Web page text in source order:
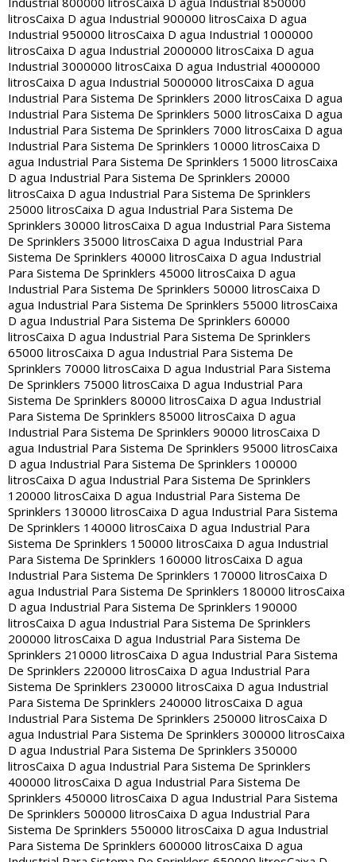
litrosCaixa D agua Industrial 900000 litrosCaixa D agua
Industrial 950000 litrosCaixa D agua Industrial 1000000
litrosCaixa D agua Industrial 2000000 litrosCaixa D agua
Industrial 3000000 litrosCaixa D agua Industrial 4000000
litrosCaixa D agua Industrial 5000000 litrosCaixa D agua
Industrial Para Sistema De Sprinklers 2000 litrosCaixa D agua
Industrial Para Sistema De Sprinklers 5000 litrosCaixa D agua
Industrial Para Sistema De Sprinklers 7000 litrosCaixa D agua
Industrial Para Sistema De Sprinklers 10000 litrosCaixa D
agua Industrial Para Sistema De Sprinklers 15000 litrosCaixa
D agua Industrial Para Sistema De Sprinklers 20000
litrosCaixa D agua Industrial Para Sistema De Sprinklers
25000 litrosCaixa D agua Industrial Para Sistema De
Sprinklers 30000 litrosCaixa D agua Industrial Para Sistema
De Sprinklers 35000 litrosCaixa D agua Industrial Para
Sistema De Sprinklers 40000 litrosCaixa D agua Industrial
Para Sistema De Sprinklers 45000 litrosCaixa D agua
Industrial Para Sistema De Sprinklers 50000 litrosCaixa D
agua Industrial Para Sistema De Sprinklers 55000 litrosCaixa
D agua Industrial Para Sistema De Sprinklers 60000
litrosCaixa D agua Industrial Para Sistema De Sprinklers
65000 litrosCaixa D agua Industrial Para Sistema De
Sprinklers 70000 litrosCaixa D agua Industrial Para Sistema
De Sprinklers 75000 litrosCaixa D agua Industrial Para
Sistema De Sprinklers 80000 litrosCaixa D agua Industrial
Para Sistema De Sprinklers 85000 litrosCaixa D agua
Industrial Para Sistema De Sprinklers 90000 litrosCaixa D
agua Industrial Para Sistema De Sprinklers 95000 litrosCaixa
D agua Industrial Para Sistema De Sprinklers 100000
litrosCaixa D agua Industrial Para Sistema De Sprinklers
120000 litrosCaixa D agua Industrial Para Sistema De
Sprinklers 130000 litrosCaixa D agua Industrial Para Sistema
De Sprinklers 140000 litrosCaixa D agua Industrial Para
Sistema De Sprinklers 150000 litrosCaixa D agua Industrial
Para Sistema De Sprinklers 160000 litrosCaixa D agua
Industrial Para Sistema De Sprinklers 170000 litrosCaixa D
agua Industrial Para Sistema De Sprinklers 180000 litrosCaixa
D agua Industrial Para Sistema De Sprinklers 190000
litrosCaixa D agua Industrial Para Sistema De Sprinklers
200000 litrosCaixa D agua Industrial Para Sistema De
Sprinklers 210000 litrosCaixa D agua Industrial Para Sistema
De Sprinklers 220000 litrosCaixa D agua Industrial Para
Sistema De Sprinklers 230000 litrosCaixa D agua Industrial
Para Sistema De Sprinklers 240000 litrosCaixa D agua
Industrial Para Sistema De Sprinklers 250000 litrosCaixa D
agua Industrial Para Sistema De Sprinklers 300000 litrosCaixa
D agua Industrial Para Sistema De Sprinklers 350000
litrosCaixa D agua Industrial Para Sistema De Sprinklers
400000 litrosCaixa D agua Industrial Para Sistema De
Sprinklers 450000 litrosCaixa D agua Industrial Para Sistema
De Sprinklers 500000 litrosCaixa D agua Industrial Para
Sistema De Sprinklers 550000 litrosCaixa D agua Industrial
Para Sistema De Sprinklers 600000 litrosCaixa D agua